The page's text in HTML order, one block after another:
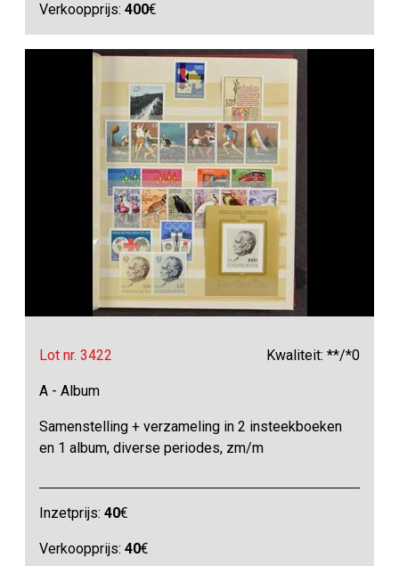
Verkoopprijs:400€
Lot nr. 3422 Kwaliteit: **/*0
A - Album
Samenstelling + verzameling in 2 insteekboeken
en 1 album, diverse periodes, zm/m
Inzetprijs:40€
Verkoopprijs:40€